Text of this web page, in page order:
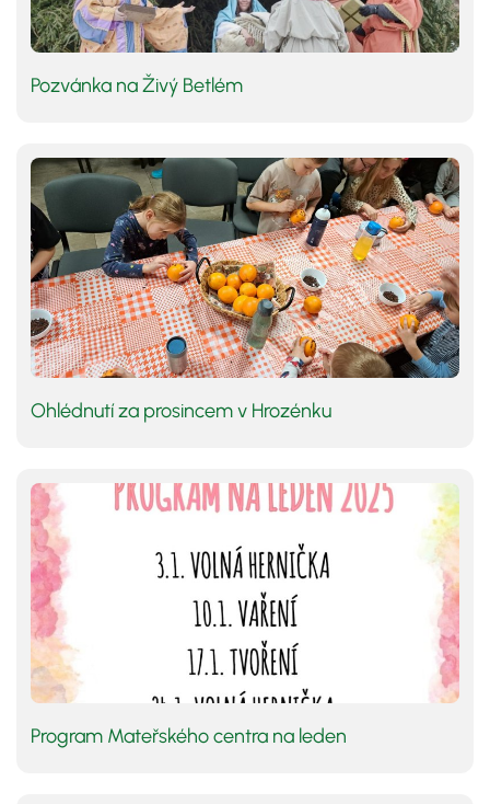
Pozvánka na Živý Betlém
Ohlédnutí za prosincem v Hrozénku
Program Mateřského centra na leden